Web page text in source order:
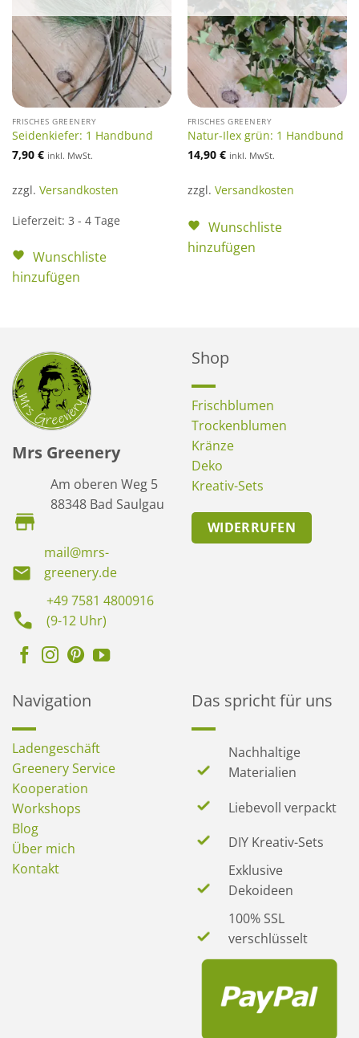
FRISCHES GREENERY
Seidenkiefer: 1 Handbund
7,90 € inkl. MwSt.
zzgl. Versandkosten
Lieferzeit: 3 - 4 Tage
Wunschliste
hinzufügen
FRISCHES GREENERY
Natur-Ilex grün: 1 Handbund
14,90 € inkl. MwSt.
zzgl. Versandkosten
Wunschliste
hinzufügen
Mrs Greenery
Am oberen Weg 5
88348 Bad Saulgau
mail@mrs-
greenery.de
+49 7581 4800916
(9-12 Uhr)
Shop
Frischblumen
Trockenblumen
Kränze
Deko
Kreativ-Sets
WIDERRUFEN
Navigation
Ladengeschäft
Greenery Service
Kooperation
Workshops
Blog
Über mich
Kontakt
Das spricht für uns
Nachhaltige
Materialien
Liebevoll verpackt
DIY Kreativ-Sets
Exklusive
Dekoideen
100% SSL
verschlüsselt